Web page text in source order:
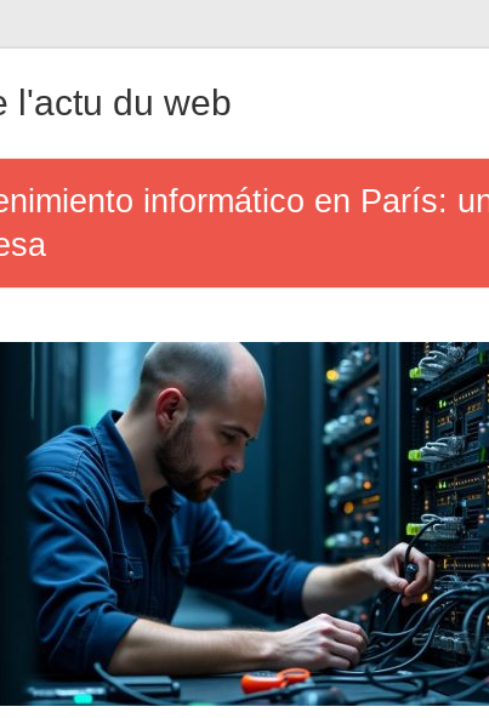
l'actu du web
informático en París: